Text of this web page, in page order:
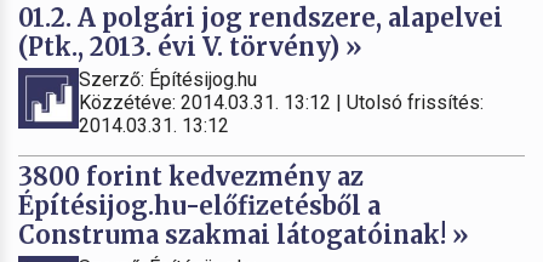
01.2. A polgári jog rendszere, alapelvei
(Ptk., 2013. évi V. törvény) »
Szerző: Építésijog.hu
Közzétéve: 2014.03.31. 13:12 | Utolsó frissítés:
2014.03.31. 13:12
3800 forint kedvezmény az
Építésijog.hu-előfizetésből a
Construma szakmai látogatóinak! »